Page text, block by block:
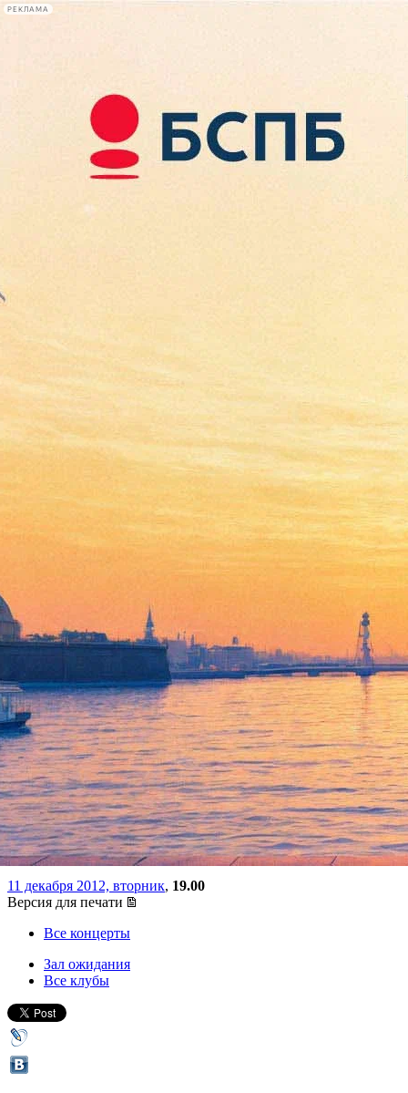
РЕКЛАМА
Сегодня:
2026.08.09
06:07
Афиша Plus
Концерт группы
«Рождество». Презентация
альбома «Под какой
звездой...»
11 декабря 2012, вторник, 19.00
Версия для печати
Все концерты
Зал ожидания
Все клубы